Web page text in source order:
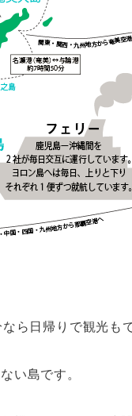
ら日帰りで観光も
い島です。